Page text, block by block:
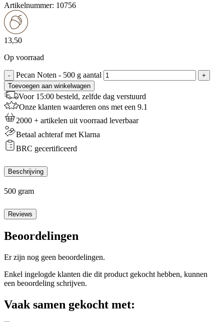
Artikelnummer: 10756
13,50
Op voorraad
- Pecan Noten - 500 g aantal
+
Toevoegen aan winkelwagen
Voor 15:00 besteld, zelfde dag verstuurd
Onze klanten waarderen ons met een 9.1
2000 + artikelen uit voorraad leverbaar
Betaal achteraf met Klarna
BRC gecertificeerd
Beschrijving
500 gram
Reviews
Beoordelingen
Er zijn nog geen beoordelingen.
Enkel ingelogde klanten die dit product gekocht hebben, kunnen
een beoordeling schrijven.
Vaak samen gekocht met: